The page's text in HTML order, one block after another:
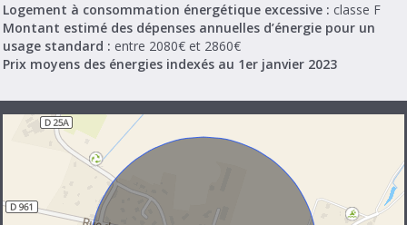
Logement à consommation énergétique excessive : classe F
Montant estimé des dépenses annuelles d’énergie pour un
usage standard : entre 2080€ et 2860€
Prix moyens des énergies indexés au 1er janvier 2023